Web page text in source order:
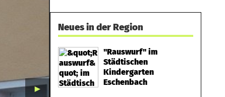
►
Neues in der Region
"Rauswurf" im
Städtischen
Kindergarten
Eschenbach